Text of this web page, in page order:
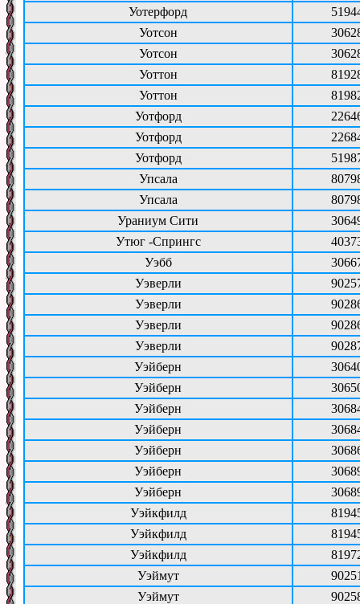
Уотерфорд
Уотсон
Уотсон
Уоттон
Уоттон
Уотфорд
Уотфорд
Уотфорд
Упсала
Упсала
Ураниум Сити
Утюг -Спрингс
Уэбб
Уэверли
Уэверли
Уэверли
Уэверли
Уэйберн
Уэйберн
Уэйберн
Уэйберн
Уэйберн
Уэйберн
Уэйберн
Уэйкфилд
Уэйкфилд
Уэйкфилд
Уэймут
Уэймут